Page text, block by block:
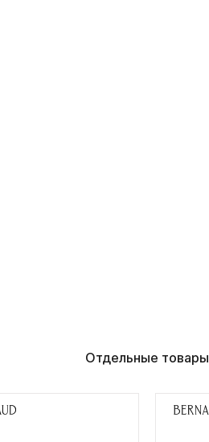
Отдельные товары